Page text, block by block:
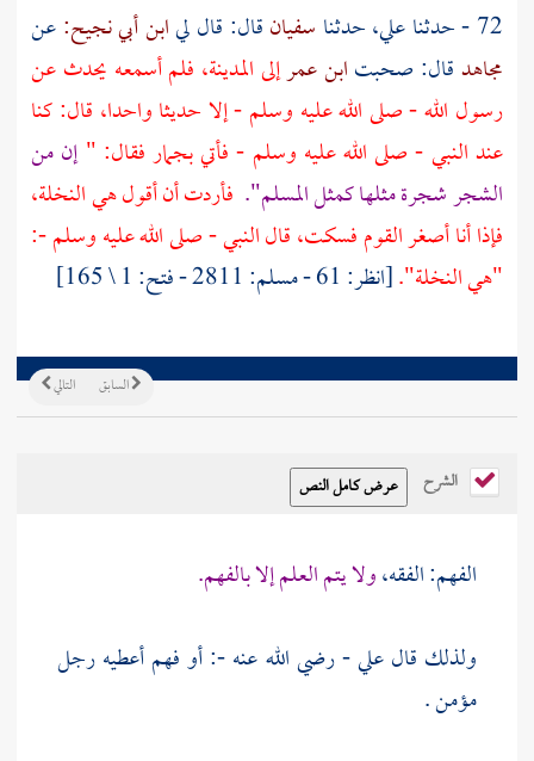
72 - حدثنا علي، حدثنا
سفيانقال: قال ليابن أبي نجيح:عن
مجاهدقال: صحبتابن عمرإلىالمدينة، فلم أسمعه يحدث عن
رسول الله - صلى الله عليه وسلم - إلا حديثا واحدا، قال: كنا
عند النبي - صلى الله عليه وسلم - فأتي بجمار فقال: "إن من
الشجر شجرة مثلها كمثل المسلم". فأردت أن أقول هي النخلة،
فإذا أنا أصغر القوم فسكت، قال النبي - صلى الله عليه وسلم -:
"هي النخلة".[انظر: 61 - مسلم: 2811 - فتح: 1 \ 165]
التالي السابق
الشرح
الفهم: الفقه،ولا يتم العلم إلا بالفهم.
ولذلك قال علي - رضي الله عنه -: أو فهم أعطيه رجل
مؤمن .